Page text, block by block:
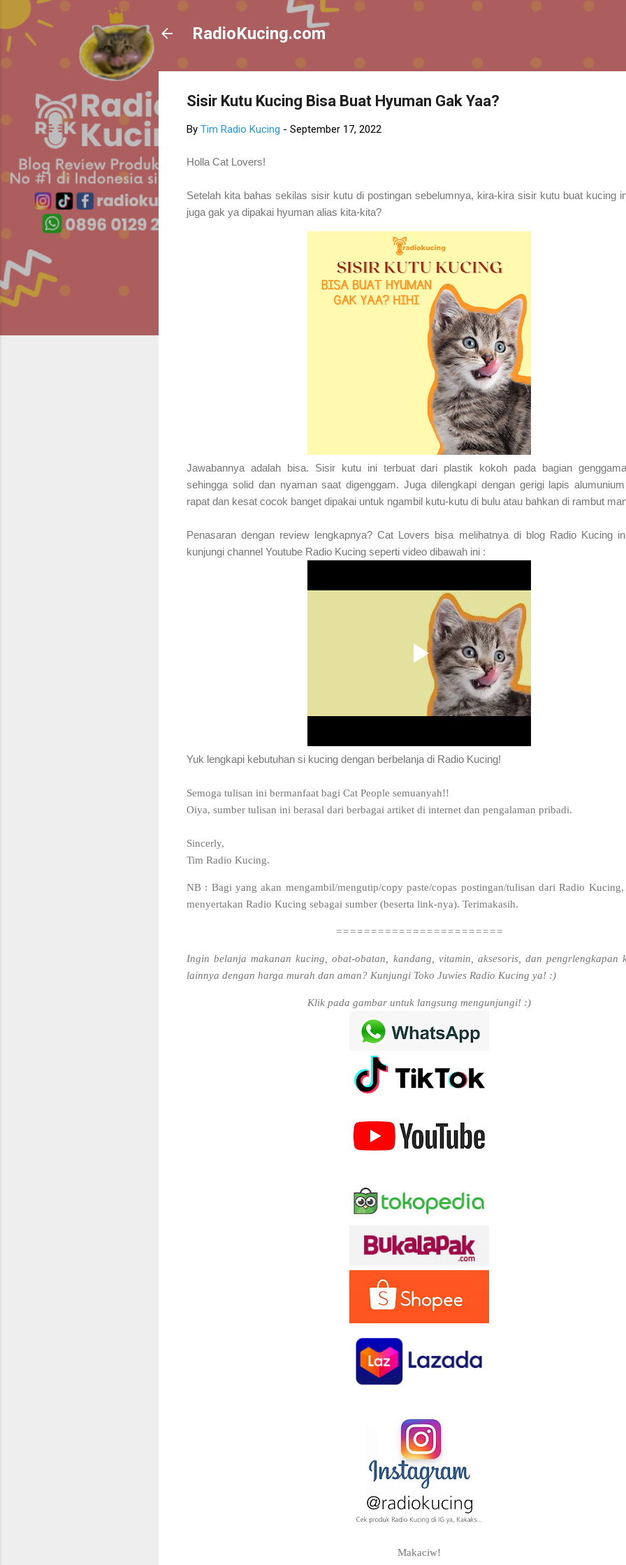
RadioKucing.com
Sisir Kutu Kucing Bisa Buat Hyuman Gak Yaa?
By Tim Radio Kucing - September 17, 2022
Holla Cat Lovers!
Setelah kita bahas sekilas sisir kutu di postingan sebelumnya, kira-kira sisir kutu buat kucing
juga gak ya dipakai hyuman alias kita-kita?
Jawabannya adalah bisa. Sisir kutu ini terbuat dari plastik kokoh pada bagian
sehingga solid dan nyaman saat digenggam. Juga dilengkapi dengan gerigi lapis
rapat dan kesat cocok banget dipakai untuk ngambil kutu-kutu di bulu atau bahkan di rambut
Penasaran dengan review lengkapnya? Cat Lovers bisa melihatnya di blog Radio Kucing
kunjungi channel Youtube Radio Kucing seperti video dibawah ini :
Yuk lengkapi kebutuhan si kucing dengan berbelanja di Radio Kucing!
Semoga tulisan ini bermanfaat bagi Cat People semuanyah!!
Oiya, sumber tulisan ini berasal dari berbagai artiket di internet dan pengalaman pribadi.
Sincerly,
Tim Radio Kucing.
NB : Bagi yang akan mengambil/mengutip/copy paste/copas postingan/tulisan dari Radio Kucing,
menyertakan Radio Kucing sebagai sumber (beserta link-nya). Terimakasih.
========================
Ingin belanja makanan kucing, obat-obatan, kandang, vitamin, aksesoris, dan pengrlengkapan
lainnya dengan harga murah dan aman? Kunjungi Toko Juwies Radio Kucing ya! :)
Klik pada gambar untuk langsung mengunjungi! :)
Makaciw!